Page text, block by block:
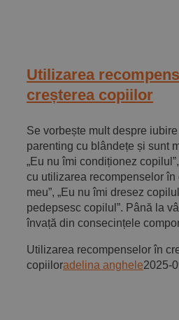
Utilizarea
creșterea copiilor
Se vorbește mult despre
parenting cu blândețe și sunt
„Eu nu îmi condiționez
cu utilizarea recompenselor
meu”, „Eu nu îmi dresez
pedepsesc copilul”. Până la
învață din consecințele
Utilizarea recompenselor în
copiiloradelina anghele2025-